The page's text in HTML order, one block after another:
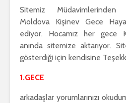
Sitemiz Müdavimlerinden
Moldova Kişinev Gece
ediyor. Hocamız her gece
anında sitemize aktarıyor.
gösterdiği için kendisine
1.GECE
arkadaşlar yorumlarınızı